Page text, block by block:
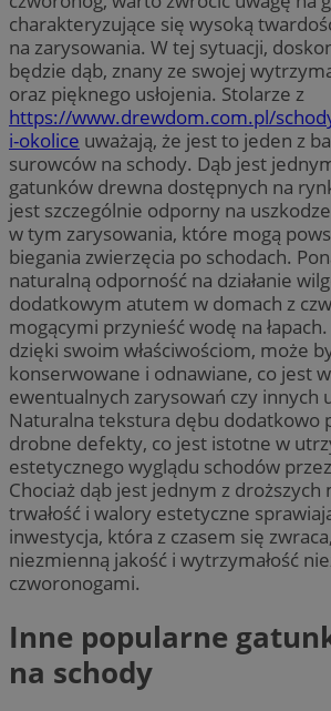
charakteryzujące się wysoką
na zarysowania. W tej sytuacji,
będzie dąb, znany ze swojej
oraz pięknego usłojenia. Stolarze z
https://www.drewdom.com.pl/
i-okolice uważają, że jest to jeden z
surowców na schody. Dąb jest
gatunków drewna dostępnych na
jest szczególnie odporny na
w tym zarysowania, które mogą
biegania zwierzęcia po schodach.
naturalną odporność na działanie
dodatkowym atutem w domach z
mogącymi przynieść wodę na
dzięki swoim właściwościom, może
konserwowane i odnawiane, co jest
ewentualnych zarysowań czy innych
Naturalna tekstura dębu dodatkowo
drobne defekty, co jest istotne w
estetycznego wyglądu schodów
Chociaż dąb jest jednym z droższych
trwałość i walory estetyczne
inwestycja, która z czasem się
niezmienną jakość i wytrzymałość
czworonogami.
Inne popularne
na schody